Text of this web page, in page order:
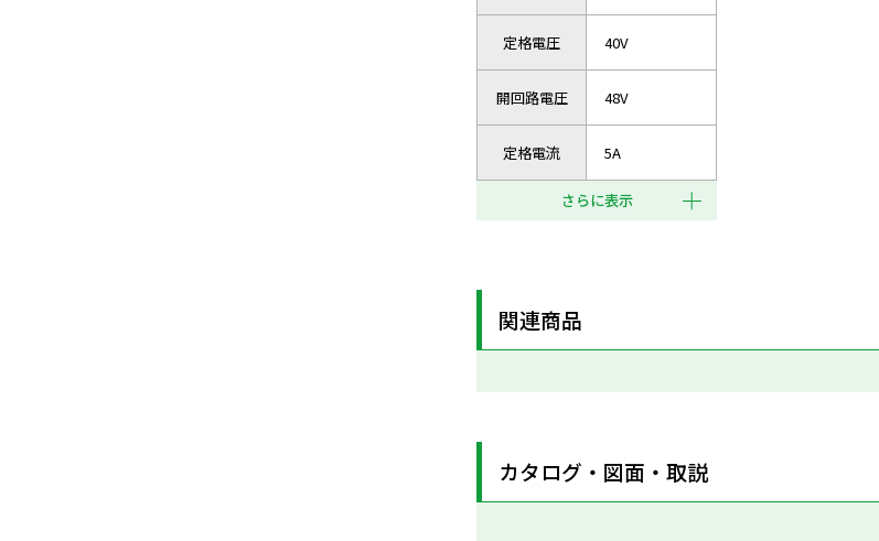
定格電圧 40V
開回路電圧 48V
定格電流 5A
さらに表示
関連商品
カタログ・図面・取説